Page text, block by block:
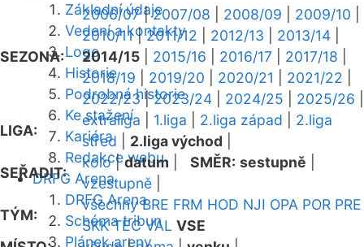
Základní údaje
Vedení a kontakty
Logo
Historie
Podrobná historie
Ke stažení
Kariéra
Redakce webu
DRFG Arena
DRFG Arena
Schéma tribun
Plánek areny
SEZONA:
2006/07|2007/08 2008/09 2009/10
2010/11|2011/12 2012/13 2013/14
2014/15
2015/16 2016/17 2017/18
2018/19
2019/20 2020/21 2021/22
2022/23|2023/24 2024/25 2025/26
LIGA:
extraliga 1.liga 2.liga západ
2.liga
střed
2.liga východ
SEŘADIT:
kolo|datum SMĚR: sestupně
vzestupně
TÝM:
všechny BRE FRM HOD NJI OPA POR PRE
SKK TEC VAL VSE